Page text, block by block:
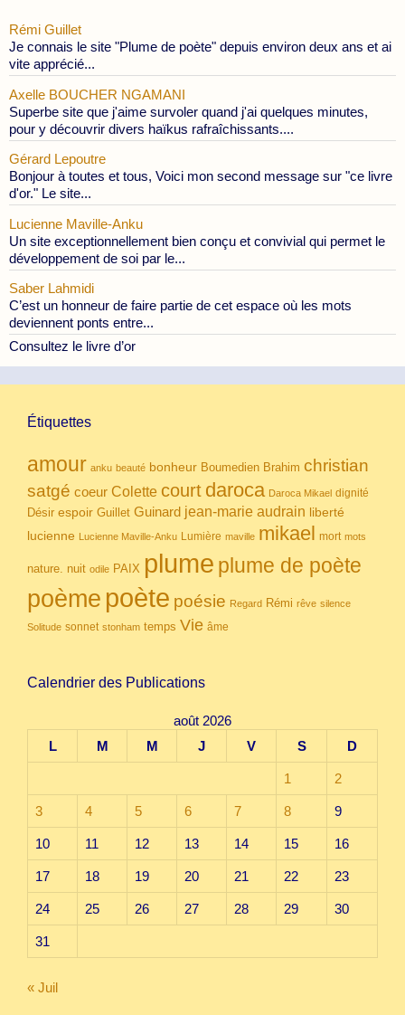
Rémi Guillet
Je connais le site "Plume de poète" depuis environ deux ans et ai
vite apprécié...
Axelle BOUCHER NGAMANI
Superbe site que j'aime survoler quand j'ai quelques minutes,
pour y découvrir divers haïkus rafraîchissants....
Gérard Lepoutre
Bonjour à toutes et tous, Voici mon second message sur "ce livre
d'or." Le site...
Lucienne Maville-Anku
Un site exceptionnellement bien conçu et convivial qui permet le
développement de soi par le...
Saber Lahmidi
C’est un honneur de faire partie de cet espace où les mots
deviennent ponts entre...
Consultez le livre d’or
Étiquettes
amour anku beauté bonheur Boumedien Brahim christian
satgé coeur Colette court daroca Daroca Mikael dignité
Désir espoir Guillet Guinard jean-marie audrain liberté
lucienne Lucienne Maville-Anku Lumière maville mikael mort mots
nature. nuit odile PAIX plume plume de poète
poème poète poésie Regard Rémi rêve silence
Solitude sonnet stonham temps Vie âme
Calendrier des Publications
août 2026
L
M M J V S D
1 2
3 4 5 6 7 8 9
10 11 12 13 14 15 16
17 18 19 20 21 22 23
24 25 26 27 28 29 30
31
« Juil